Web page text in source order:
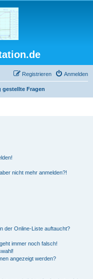
Anmelden
Registrieren
gestellte Fragen
nicht mehr anmelden?!
der Online-Liste auftaucht?
immer noch falsch!
angezeigt werden?